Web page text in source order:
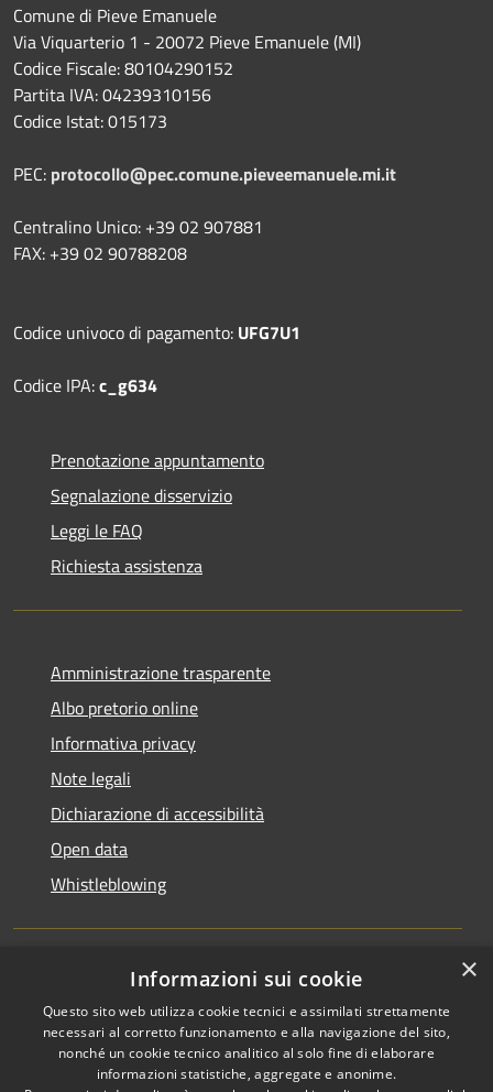
Comune di Pieve Emanuele
Via Viquarterio 1 - 20072 Pieve Emanuele (MI)
Codice Fiscale: 80104290152
Partita IVA: 04239310156
Codice Istat: 015173
PEC: protocollo@pec.comune.pieveemanuele.mi.it
Centralino Unico: +39 02 907881
FAX: +39 02 90788208
Codice univoco di pagamento: UFG7U1
Codice IPA:c_g634
Prenotazione appuntamento
Segnalazione disservizio
Leggi le FAQ
Richiesta assistenza
Amministrazione trasparente
Albo pretorio online
Informativa privacy
Note legali
Dichiarazione di accessibilità
Open data
Whistleblowing
Accessibilità
Privacy
Pieve Emanuele • Powered by
Municipium•Accesso
redazione
×
Informazioni sui cookie
Questo sito web utilizza cookie tecnici e assimilati strettamente
necessari al corretto funzionamento e alla navigazione del sito,
nonché un cookie tecnico analitico al solo fine di elaborare
informazioni statistiche, aggregate e anonime.